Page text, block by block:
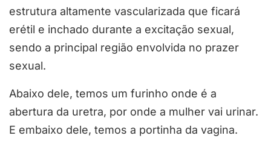
estrutura altamente vascularizada que ficará
erétil e inchado durante a excitação sexual,
sendo a principal região envolvida no prazer
sexual.
Abaixo dele, temos um furinho onde é a
abertura da uretra, por onde a mulher vai urinar.
E embaixo dele, temos a portinha da vagina.